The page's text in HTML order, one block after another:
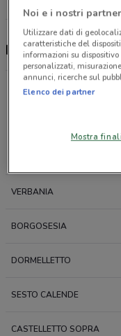
Parafarmacia
Offerte volantini e
VERBANIA
BORGOSESIA
DORMELLETTO
SESTO CALENDE
CASTELLETTO SOPRA
Noi e i nostri
Utilizzare dati di
caratteristiche del
informazioni su
personalizzati,
annunci, ricerche sul
Elenco dei partner
Mostra